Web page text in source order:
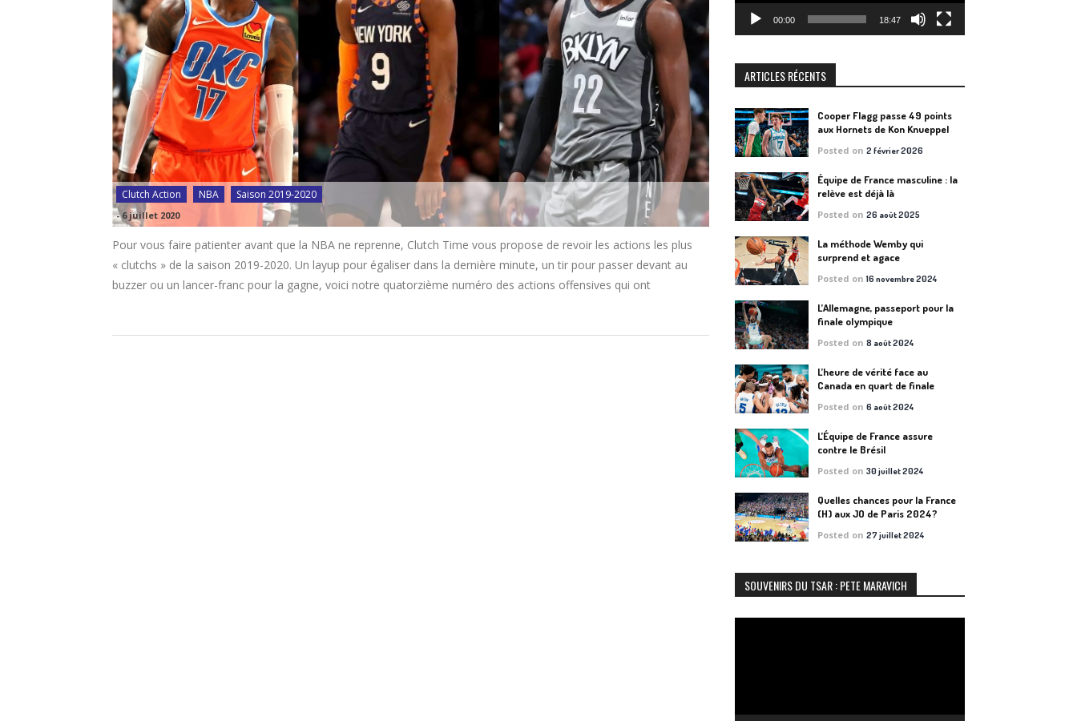
Clutch Action NBA Saison 2019-2020
-6 juillet 2020
Pour vous faire patienter avant que la NBA ne reprenne, Clutch Time vous propose de revoir les actions les plus
« clutchs » de la saison 2019-2020. Un layup pour égaliser dans la dernière minute, un tir pour passer devant au
buzzer ou un lancer-franc pour la gagne, voici notre quatorzième numéro des actions offensives qui ont
00:00 18:47
ARTICLES RÉCENTS
Cooper Flagg passe 49 points
aux Hornets de Kon Knueppel
Posted on2 février 2026
Équipe de France masculine : la
relève est déjà là
Posted on26 août 2025
La méthode Wemby qui
surprend et agace
Posted on16 novembre 2024
L’Allemagne, passeport pour la
finale olympique
Posted on8 août 2024
L’heure de vérité face au
Canada en quart de finale
Posted on6 août 2024
L’Équipe de France assure
contre le Brésil
Posted on30 juillet 2024
Quelles chances pour la France
(H) aux JO de Paris 2024?
Posted on27 juillet 2024
SOUVENIRS DU TSAR : PETE MARAVICH